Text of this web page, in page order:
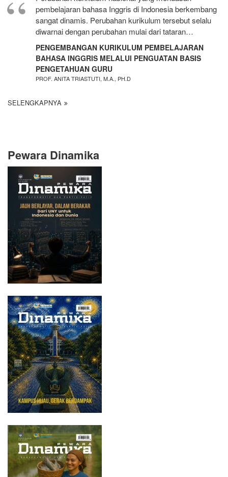
pembelajaran bahasa Inggris di Indonesia berkembang
sangat dinamis. Perubahan kurikulum tersebut selalu
diwarnai dengan perubahan mulai dari tataran…
PENGEMBANGAN KURIKULUM PEMBELAJARAN
BAHASA INGGRIS MELALUI PENGUATAN BASIS
PENGETAHUAN GURU
PROF. ANITA TRIASTUTI, M.A., PH.D
SELENGKAPNYA
Pewara Dinamika